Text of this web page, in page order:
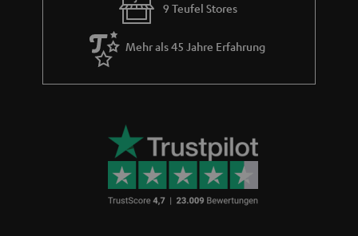
9 Teufel Stores
Mehr als 45 Jahre Erfahrung